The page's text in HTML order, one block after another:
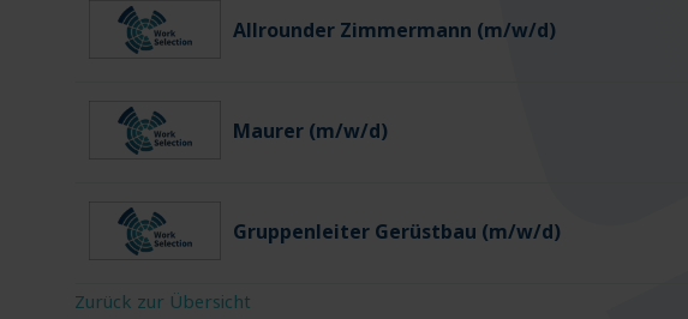
Allrounder Zimmermann (m/w/d)
Maurer (m/w/d)
Gruppenleiter Gerüstbau (m/w/d)
Zurück zur Übersicht